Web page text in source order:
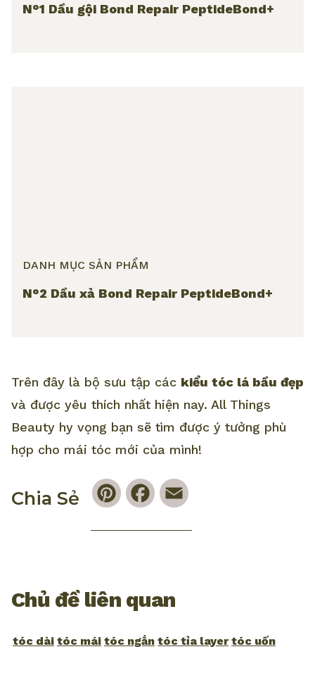
N°1 Dầu gội Bond Repair PeptideBond+
DANH MỤC SẢN PHẨM
N°2 Dầu xả Bond Repair PeptideBond+
Trên đây là bộ sưu tập các kiểu tóc lá bầu đẹp
và được yêu thích nhất hiện nay. All Things
Beauty hy vọng bạn sẽ tìm được ý tưởng phù
hợp cho mái tóc mới của mình!
Chia Sẻ
PinterestFacebook
Chủ đề liên quan
tóc dài tóc mái tóc ngắn tóc tỉa layer tóc uốn